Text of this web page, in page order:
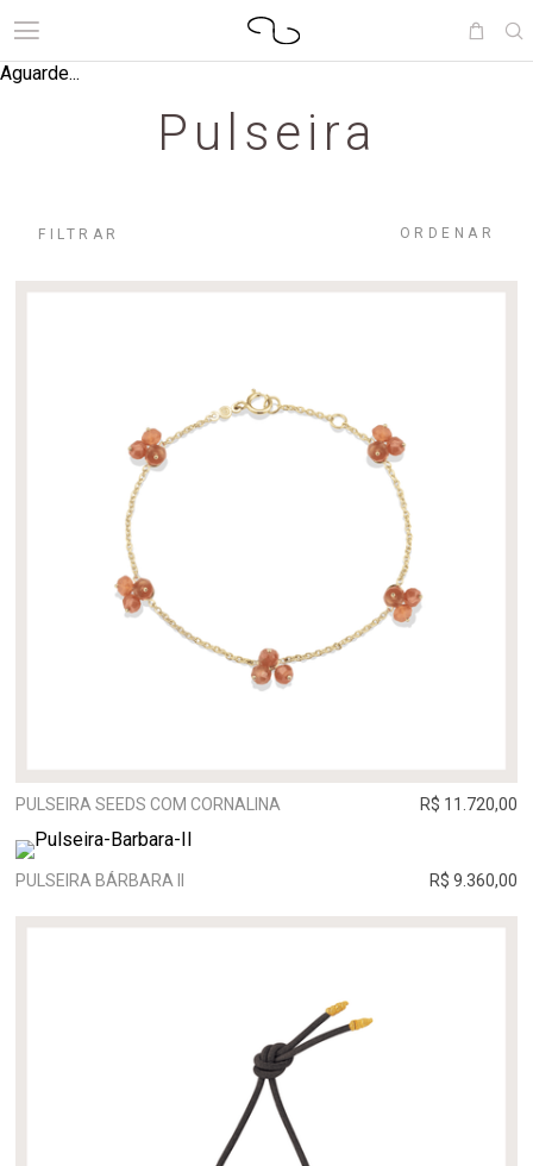
Aguarde...
Pulseira
FILTRAR ORDENAR
PULSEIRA SEEDS COM CORNALINA R$ 11.720,00
PULSEIRA BÁRBARA II R$ 9.360,00